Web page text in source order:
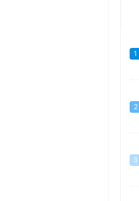
1
2
3